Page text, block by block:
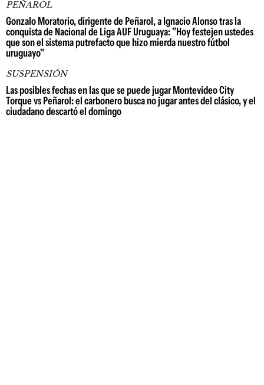
PEÑAROL
Gonzalo Moratorio, dirigente de Peñarol, a Ignacio Alonso tras la
conquista de Nacional de Liga AUF Uruguaya: "Hoy festejen ustedes
que son el sistema putrefacto que hizo mierda nuestro fútbol
uruguayo"
SUSPENSIÓN
Las posibles fechas en las que se puede jugar Montevideo City
Torque vs Peñarol: el carbonero busca no jugar antes del clásico, y el
ciudadano descartó el domingo